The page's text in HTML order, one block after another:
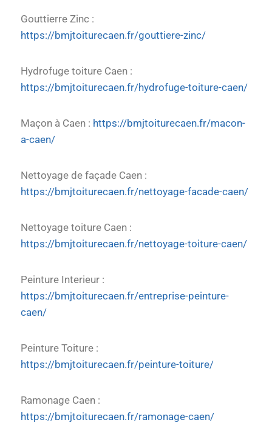
Gouttierre Zinc :
https://bmjtoiturecaen.fr/gouttiere-zinc/
Hydrofuge toiture Caen :
https://bmjtoiturecaen.fr/hydrofuge-toiture-caen/
Maçon à Caen : https://bmjtoiturecaen.fr/macon-
a-caen/
Nettoyage de façade Caen :
https://bmjtoiturecaen.fr/nettoyage-facade-caen/
Nettoyage toiture Caen :
https://bmjtoiturecaen.fr/nettoyage-toiture-caen/
Peinture Interieur :
https://bmjtoiturecaen.fr/entreprise-peinture-
caen/
Peinture Toiture :
https://bmjtoiturecaen.fr/peinture-toiture/
Ramonage Caen :
https://bmjtoiturecaen.fr/ramonage-caen/